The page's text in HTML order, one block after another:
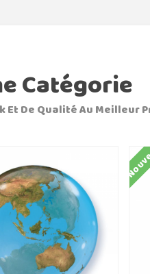
Catégorie
Et De Qualité Au Meilleur